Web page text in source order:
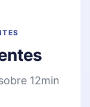
12min